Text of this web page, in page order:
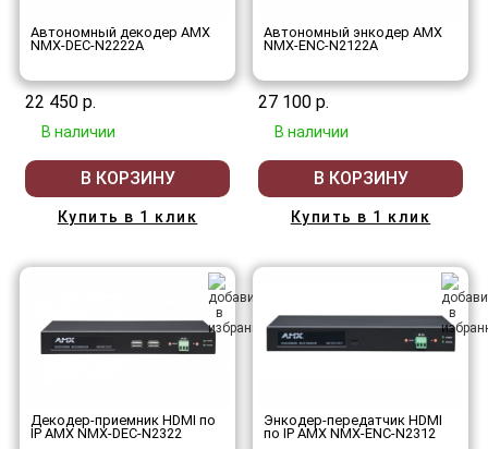
Автономный декодер AMX
NMX-DEC-N2222A
22 450 р.
В наличии
В КОРЗИНУ
Купить в 1 клик
Автономный энкодер AMX
NMX-ENC-N2122A
27 100 р.
В наличии
В КОРЗИНУ
Купить в 1 клик
Декодер-приемник HDMI по
IP AMX NMX-DEC-N2322
Энкодер-передатчик HDMI
по IP AMX NMX-ENC-N2312